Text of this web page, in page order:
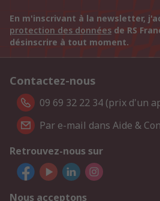
En m'inscrivant à la newsletter,
protection des données de RS
désinscrire à tout moment.
Contactez-nous
09 69 32 22 34 (prix d'un
Par e-mail dans Aide &
Retrouvez-nous sur
Nous acceptons